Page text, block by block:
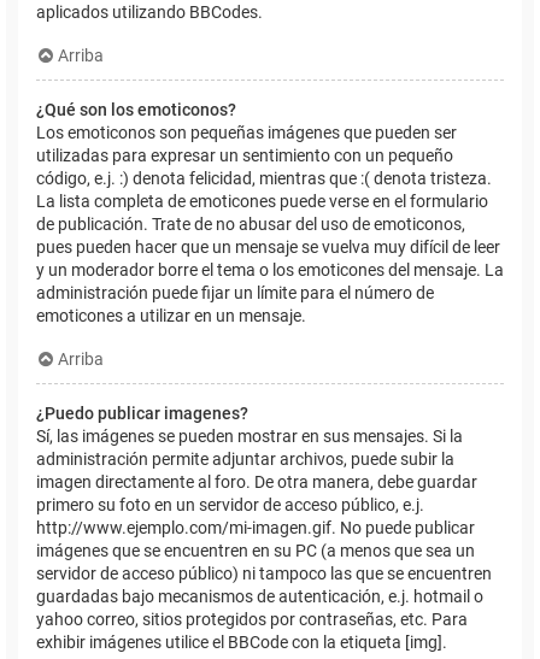
aplicados utilizando BBCodes.
Arriba
¿Qué son los emoticonos?
Los emoticonos son pequeñas imágenes que pueden ser
utilizadas para expresar un sentimiento con un pequeño
código, e.j. :) denota felicidad, mientras que :( denota tristeza.
La lista completa de emoticones puede verse en el formulario
de publicación. Trate de no abusar del uso de emoticonos,
pues pueden hacer que un mensaje se vuelva muy difícil de leer
y un moderador borre el tema o los emoticones del mensaje. La
administración puede fijar un límite para el número de
emoticones a utilizar en un mensaje.
Arriba
¿Puedo publicar imagenes?
Sí, las imágenes se pueden mostrar en sus mensajes. Si la
administración permite adjuntar archivos, puede subir la
imagen directamente al foro. De otra manera, debe guardar
primero su foto en un servidor de acceso público, e.j.
http://www.ejemplo.com/mi-imagen.gif. No puede publicar
imágenes que se encuentren en su PC (a menos que sea un
servidor de acceso público) ni tampoco las que se encuentren
guardadas bajo mecanismos de autenticación, e.j. hotmail o
yahoo correo, sitios protegidos por contraseñas, etc. Para
exhibir imágenes utilice el BBCode con la etiqueta [img].